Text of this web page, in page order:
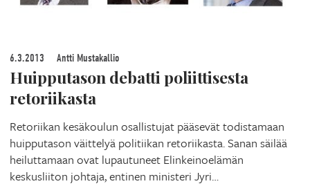
6.3.2013 Antti Mustakallio
Huipputason debatti poliittisesta
retoriikasta
Retoriikan kesäkoulun osallistujat pääsevät todistamaan
huipputason väittelyä politiikan retoriikasta. Sanan säilää
heiluttamaan ovat lupautuneet Elinkeinoelämän
keskusliiton johtaja, entinen ministeri Jyri…